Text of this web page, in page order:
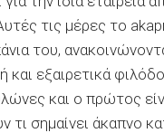
τις μέρες το
του,
εξαιρετικά
και ο πρώτος
σημαίνει άκαπνο